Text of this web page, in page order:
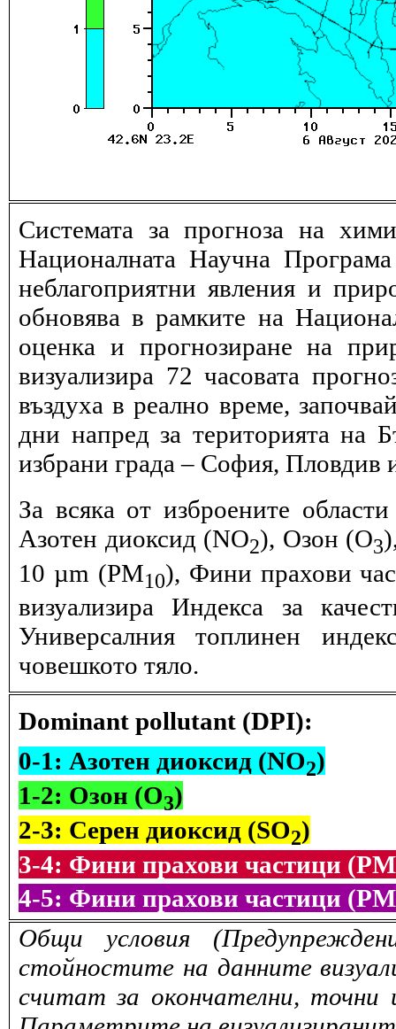
Системата за прогноза на
Националната Научна
неблагоприятни явления и
обновява в рамките на
оценка и прогнозиране на
визуализира 72 часовата
въздуха в реално време,
дни напред за територията на
избрани града – София, Пловдив
За всяка от изброените
Азотен диоксид (NO2), Озон (O3
10 µm (PM10), Фини прахови
визуализира Индекса за
Универсалния топлинен
човешкото тяло.
Dominant pollutant (DPI):
0-1: Азотен диоксид (NO2)
1-2: Озон (O3)
2-3: Серен диоксид (SO2)
3-4: Фини прахови частици (PM
4-5: Фини прахови частици (PM
Общи условия
стойностите на данните
считат за окончателни,